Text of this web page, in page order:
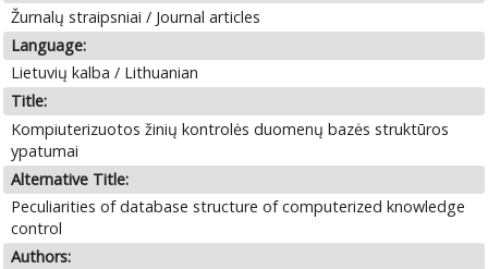
Žurnalų straipsniai / Journal articles
Language:
Lietuvių kalba / Lithuanian
Title:
Kompiuterizuotos žinių kontrolės duomenų bazės struktūros
ypatumai
Alternative Title:
Peculiarities of database structure of computerized knowledge
control
Authors: